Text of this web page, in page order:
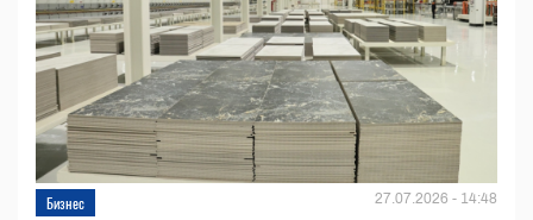
Бизнес 27.07.2026 - 14:48